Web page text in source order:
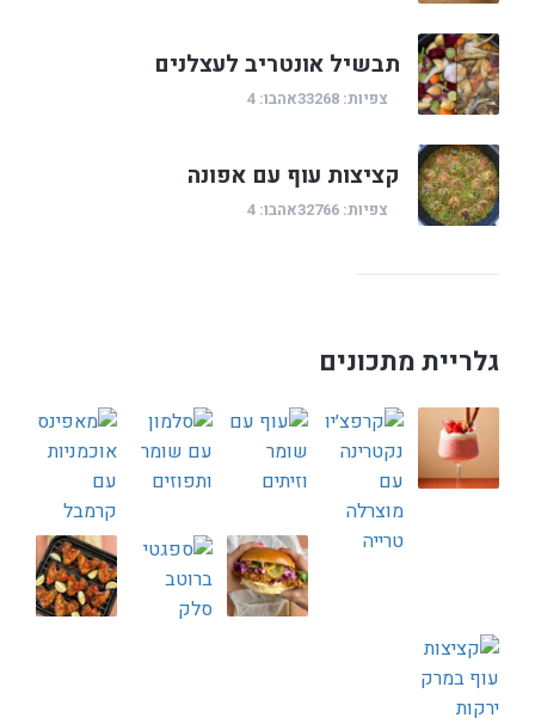
תבשיל אונטריב לעצלנים
צפיות: 33268 אהבו: 4
קציצות עוף עם אפונה
צפיות: 32766 אהבו: 4
גלריית מתכונים